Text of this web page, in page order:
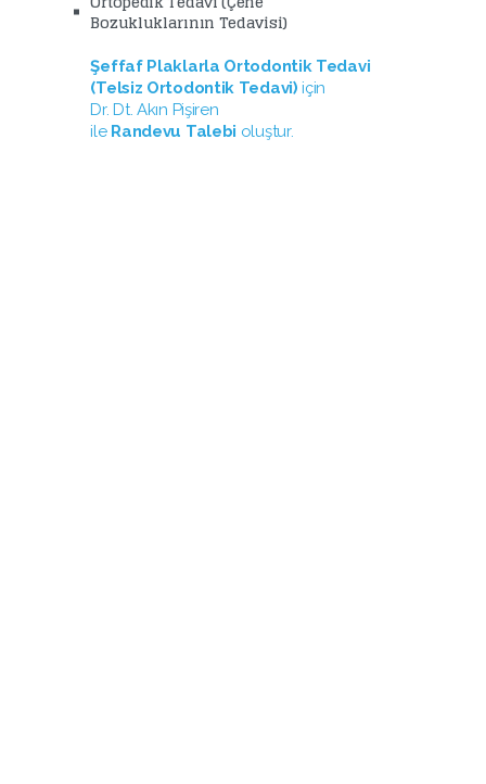
Bozukluklarının Tedavisi)
Şeffaf Plaklarla Ortodontik Tedavi
(Telsiz Ortodontik Tedavi) için
Dr. Dt. Akın Pişiren
ile Randevu Talebi oluştur.